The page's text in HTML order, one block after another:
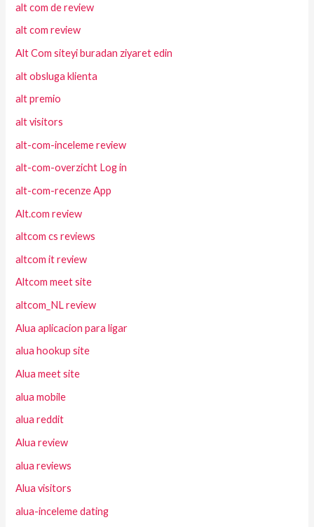
alt com de review
alt com review
Alt Com siteyi buradan ziyaret edin
alt obsluga klienta
alt premio
alt visitors
alt-com-inceleme review
alt-com-overzicht Log in
alt-com-recenze App
Alt.com review
altcom cs reviews
altcom it review
Altcom meet site
altcom_NL review
Alua aplicacion para ligar
alua hookup site
Alua meet site
alua mobile
alua reddit
Alua review
alua reviews
Alua visitors
alua-inceleme dating